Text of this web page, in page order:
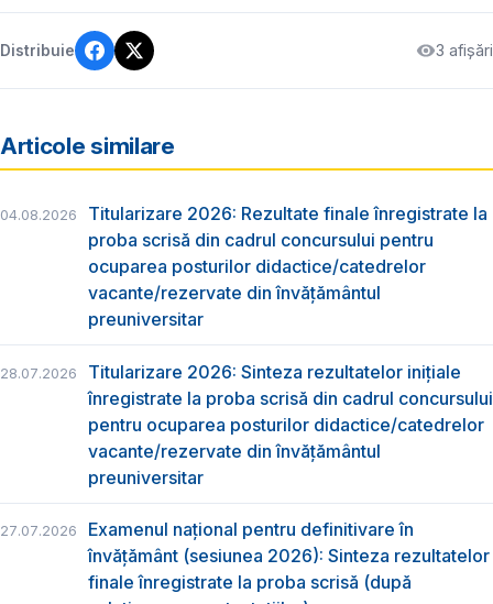
Distribuie 3 afișări
Articole similare
04.08.2026
Titularizare 2026: Rezultate finale înregistrate la
proba scrisă din cadrul concursului pentru
ocuparea posturilor didactice/catedrelor
vacante/rezervate din învăţământul
preuniversitar
28.07.2026
Titularizare 2026: Sinteza rezultatelor inițiale
înregistrate la proba scrisă din cadrul concursului
pentru ocuparea posturilor didactice/catedrelor
vacante/rezervate din învăţământul
preuniversitar
27.07.2026
Examenul național pentru definitivare în
învățământ (sesiunea 2026): Sinteza rezultatelor
finale înregistrate la proba scrisă (după